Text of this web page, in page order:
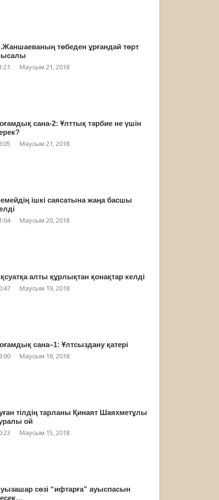
төбеден ұрғандай төрт
Маусым 21, 2018
сана-2: Ұлттық тәрбие не үшін
Маусым 21, 2018
ішкі саясатына жаңа басшы
Маусым 20, 2018
алты құрлықтан қонақтар келді
Маусым 19, 2018
сана–1: Ұлтсыздану қатері
Маусым 18, 2018
тілдің тарланы Қинаят Шаяхметұлы
ой
Маусым 15, 2018
сөзі “ифтарға” ауыспасын